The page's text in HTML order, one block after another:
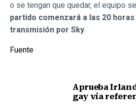
o se tengan que quedar, el equipo
partido comenzará a las 20
transmisión por Sky.
Fuente
Aprueba
gay vía